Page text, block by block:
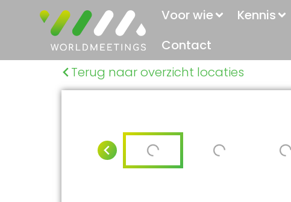
Voor wie Kennis
Contact
Terug naar overzicht locaties